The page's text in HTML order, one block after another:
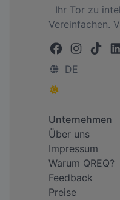
Ihr Tor zu
Vereinfachen.
DE
Unternehmen
Über uns
Impressum
Warum QREQ?
Feedback
Preise